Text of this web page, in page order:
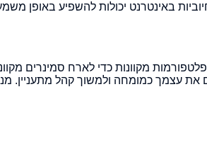
באינטרנט יכולות להשפיע באופן
מקוונות כדי לארח סמינרים
עצמך כמומחה ולמשוך קהל מתעניין.